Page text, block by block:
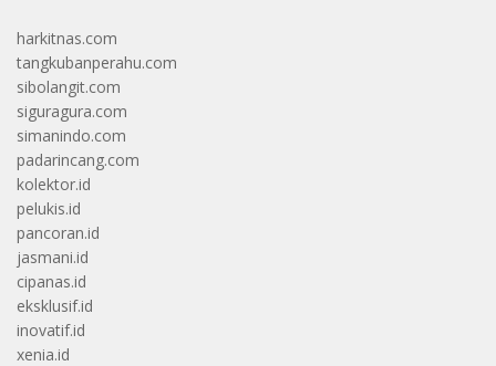
harkitnas.com
tangkubanperahu.com
sibolangit.com
siguragura.com
simanindo.com
padarincang.com
kolektor.id
pelukis.id
pancoran.id
jasmani.id
cipanas.id
eksklusif.id
inovatif.id
xenia.id